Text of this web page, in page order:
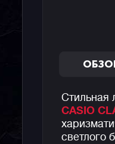
Стильная
CASIO
светлого